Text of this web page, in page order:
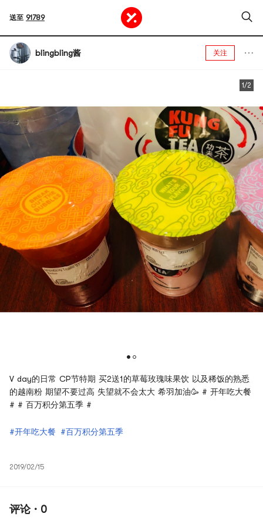
送至 91789
blingbling酱 关注
1/2
V day的日常 CP节特期 买2送1的草莓玫瑰味果饮 以及稀饭的熟悉
的越南粉 期望不要过高 失望就不会太大 希羽加油🥳 # 开年吃大餐
# # 百万积分第五季 #
#开年吃大餐 #百万积分第五季
2019/02/15
评论 · 0